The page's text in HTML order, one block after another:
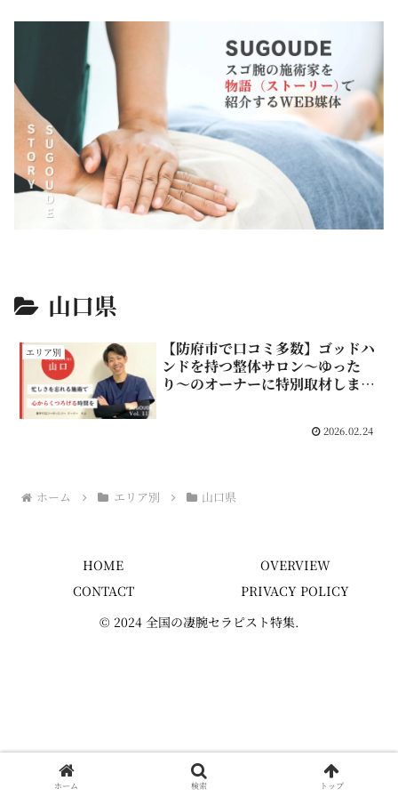
山口県
エリア別
【防府市で口コミ多数】ゴッドハ
ンドを持つ整体サロン〜ゆった
り〜のオーナーに特別取材しまし
2026.02.24
ホーム エリア別 山口県
HOME
OVERVIEW
CONTACT
PRIVACY POLICY
© 2024 全国の凄腕セラピスト特集.
ホーム 検索 トップ